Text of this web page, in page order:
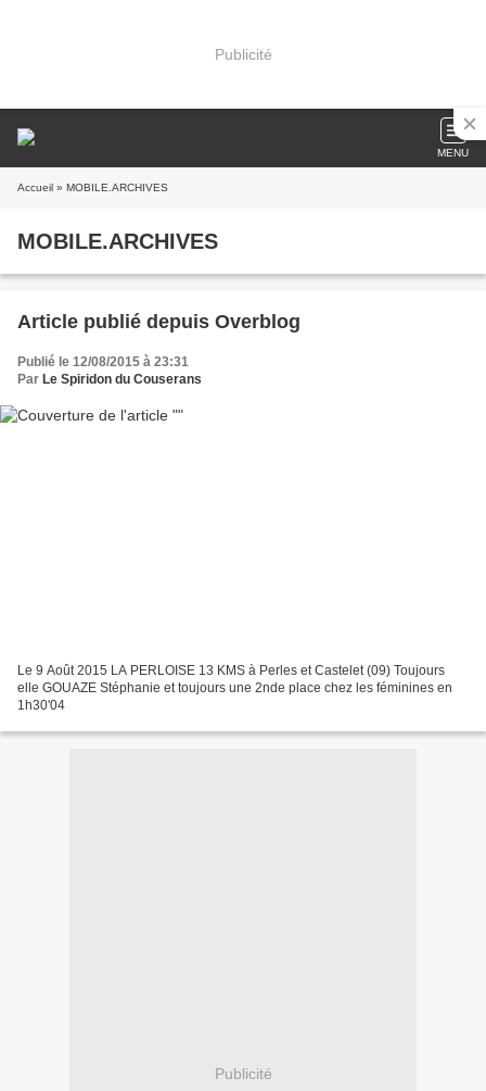
Publicité
MENU
Accueil » MOBILE.ARCHIVES
MOBILE.ARCHIVES
Article publié depuis Overblog
Publié le 12/08/2015 à 23:31
Par Le Spiridon du Couserans
Le 9 Août 2015 LA PERLOISE 13 KMS à Perles et Castelet (09) Toujours
elle GOUAZE Stéphanie et toujours une 2nde place chez les féminines en
1h30'04
Publicité